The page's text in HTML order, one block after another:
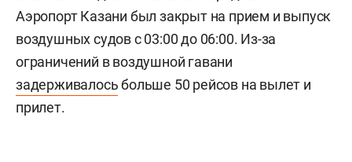
Аэропорт Казани был закрыт на прием и выпуск
воздушных судов с 03:00 до 06:00. Из-за
ограничений в воздушной гавани
задерживалосьбольше 50 рейсов на вылет и
прилет.